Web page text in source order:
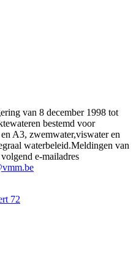
van 8 december 1998 tot
bestemd voor
A3, zwemwater,viswater en
waterbeleid.Meldingen van
e-mailadres
72